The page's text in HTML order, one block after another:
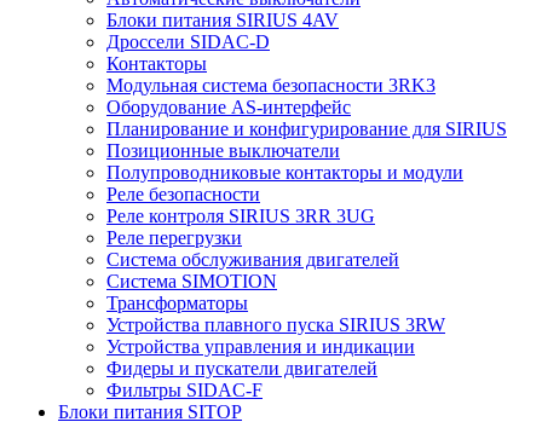
Блоки питания SIRIUS 4AV
Дроссели SIDAC-D
Контакторы
Модульная система безопасности 3RK3
Оборудование AS-интерфейс
Планирование и конфигурирование для SIRIUS
Позиционные выключатели
Полупроводниковые контакторы и модули
Реле безопасности
Реле контроля SIRIUS 3RR 3UG
Реле перегрузки
Сиcтема обслуживания двигателей
Система SIMOTION
Трансформаторы
Устройства плавного пуска SIRIUS 3RW
Устройства управления и индикации
Фидеры и пускатели двигателей
Фильтры SIDAC-F
Блоки питания SITOP